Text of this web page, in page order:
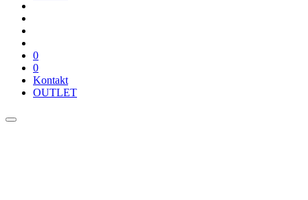
0
0
Kontakt
OUTLET